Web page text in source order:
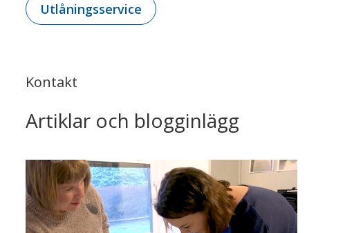
Utlåningsservice
Kontakt
Artiklar och blogginlägg